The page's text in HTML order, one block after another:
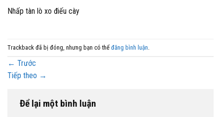
Nhấp tàn lò xo điếu cày
Trackback đã bị đóng, nhưng bạn có thể đăng bình luận
← Trước
Tiếp theo →
Để lại một bình luận